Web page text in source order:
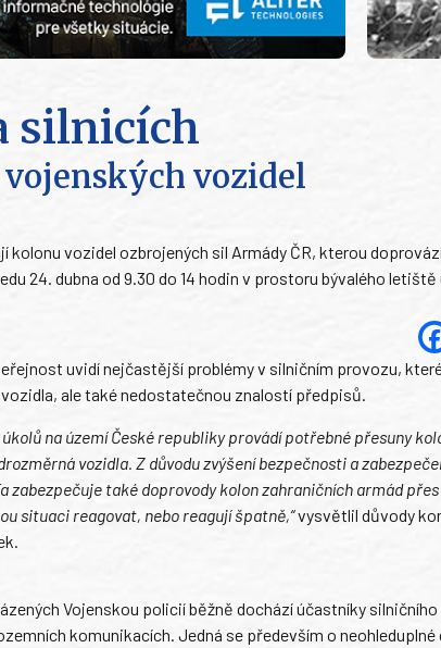
silnicích
vozidel
vozidel ozbrojených sil Armády ČR, kterou
24. dubna od 9.30 do 14 hodin v prostoru bývalého
uvidí nejčastější problémy v silničním provozu,
ale také nedostatečnou znalostí předpisů.
na území České republiky provádí potřebné přesuny
vozidla. Z důvodu zvýšení bezpečnosti a
zabezpečuje také doprovody kolon zahraničních armád
situaci reagovat, nebo reagují špatně,“vysvětlil důvody
Vojenskou policií běžně dochází účastníky
komunikacích. Jedná se především o